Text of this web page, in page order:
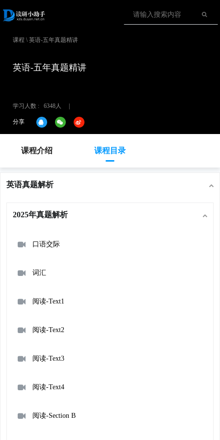
课程 \英语-五年真题精讲
英语-五年真题精讲
学习人数 : 6348人
分享
课程介绍 课程目录
英语真题解析
2025年真题解析
口语交际
词汇
阅读-Text1
阅读-Text2
阅读-Text3
阅读-Text4
阅读-Section B